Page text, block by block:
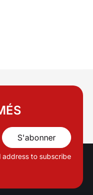
address to subscribe